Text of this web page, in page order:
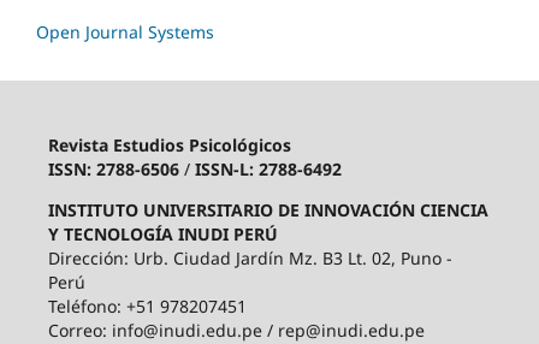
Open Journal Systems
Revista Estudios Psicológicos
ISSN: 2788-6506/ ISSN-L: 2788-6492
INSTITUTO UNIVERSITARIO DE INNOVACIÓN CIENCIA
Y TECNOLOGÍA INUDI PERÚ
Dirección: Urb. Ciudad Jardín Mz. B3 Lt. 02, Puno -
Perú
Teléfono: +51 978207451
Correo: info@inudi.edu.pe / rep@inudi.edu.pe